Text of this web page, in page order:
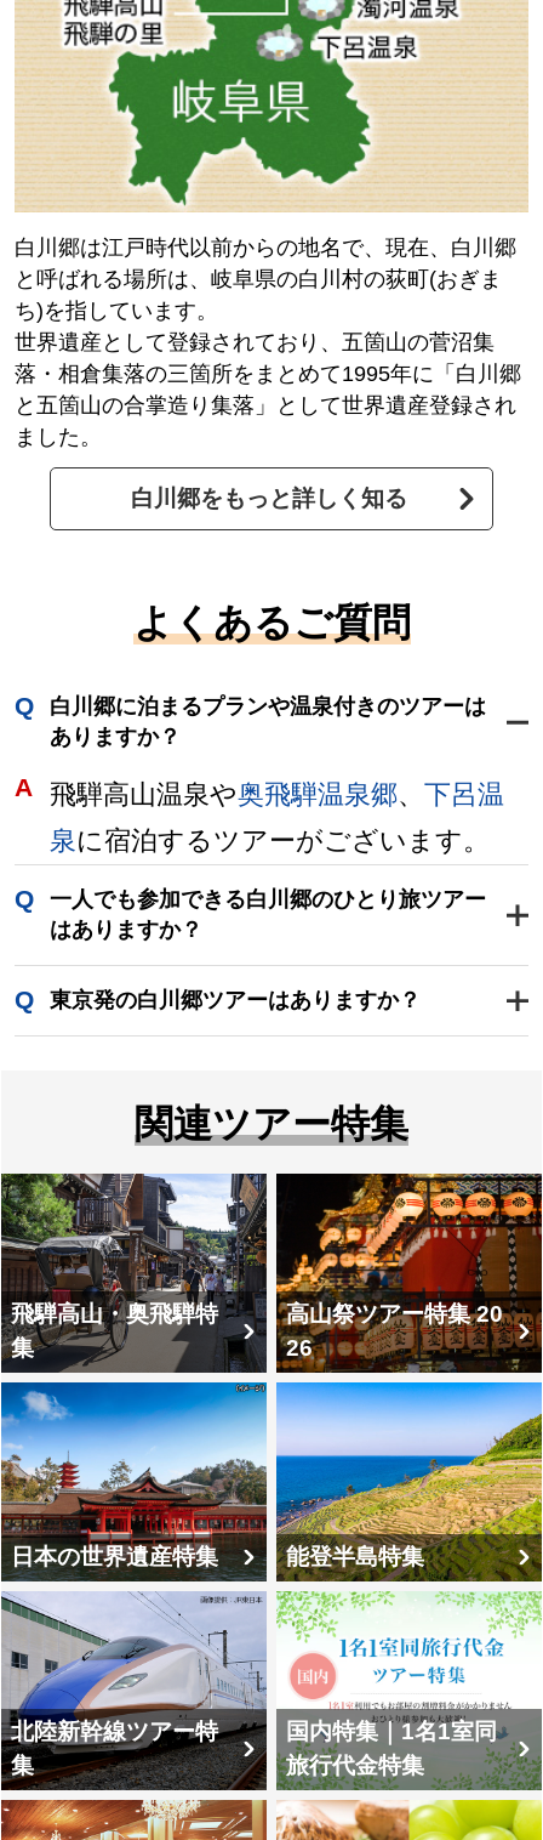
白川郷は江戸時代以前からの地名で、現在、白川郷
と呼ばれる場所は、岐阜県の白川村の荻町(おぎま
ち)を指しています。
世界遺産として登録されており、五箇山の菅沼集
落・相倉集落の三箇所をまとめて1995年に「白川郷
と五箇山の合掌造り集落」として世界遺産登録され
ました。
白川郷をもっと詳しく知る
よくあるご質問
白川郷に泊まるプランや温泉付きのツアーは
ありますか？
飛騨高山温泉や奥飛騨温泉郷、 下呂温
泉に宿泊するツアーがございます。
一人でも参加できる白川郷のひとり旅ツアー
はありますか？
日帰りから宿泊プランまで、おひとり
様で参加可能なツアーを多数ご用意し
り様限定プランもございます。
東京発の白川郷ツアーはありますか？
新宿駅出発の特急列車利用ツアーがご
ざいます。都内各地から出発するバス
ツアーもございます。
関連ツアー特集
飛騨高山・奥飛騨特
集
高山祭ツアー特集 20
26
日本の世界遺産特集 能登半島特集
北陸新幹線ツアー特
集
国内特集｜1名1室同
旅行代金特集